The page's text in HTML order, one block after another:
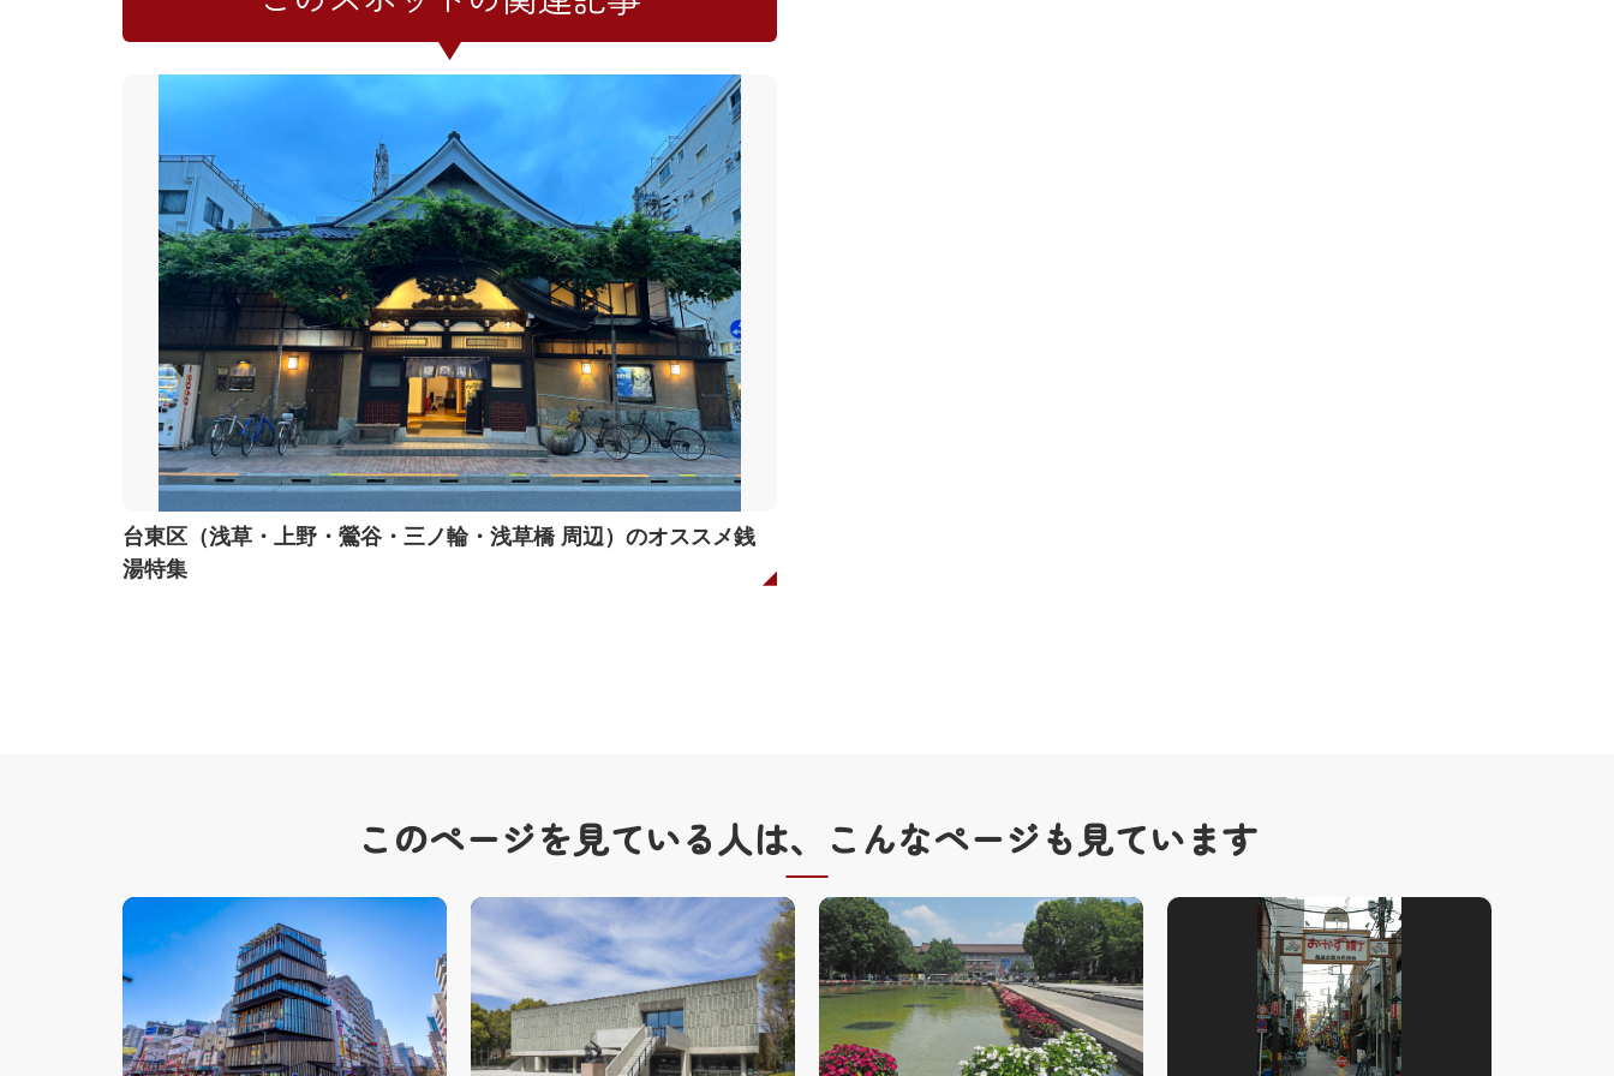
台東区（浅草・上野・鶯谷・三ノ輪・浅草橋 周辺）のオススメ銭
湯特集
このページを見ている人は、 こんなページも見ています